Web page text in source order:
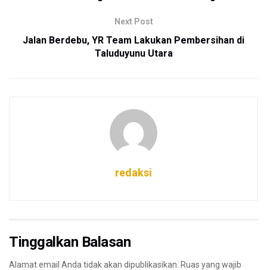
Next Post
Jalan Berdebu, YR Team Lakukan Pembersihan di
Taluduyunu Utara
redaksi
Tinggalkan Balasan
Alamat email Anda tidak akan dipublikasikan. Ruas yang wajib